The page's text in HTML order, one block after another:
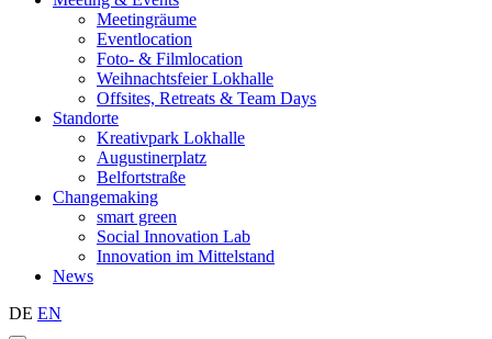
Meetingräume
Eventlocation
Foto- & Filmlocation
Weihnachtsfeier Lokhalle
Offsites, Retreats & Team Days
Standorte
Kreativpark Lokhalle
Augustinerplatz
Belfortstraße
Changemaking
smart green
Social Innovation Lab
Innovation im Mittelstand
News
DE EN